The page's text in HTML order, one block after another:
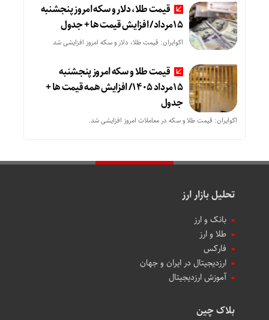
قیمت طلا، دلار و سکه امروز پنجشنبه
15مرداد/ افزایش قیمت ها + جدول
اکوایران: قیمت طلا، دلار و سکه امروز افزایشی شد
قیمت طلا و سکه امروز پنجشنبه
15مرداد 1405/ افزایش همه قیمت ها +
جدول
اکوایران: قیمت طلا و سکه در معاملات امروز افزایشی شد.
تحلیل بازار ارز
بانک و ارز
طلا و ارز
فارکس
ارزدیجیتال در ایران و جهان
آموزش ارزدیجیتال
بلاک چین